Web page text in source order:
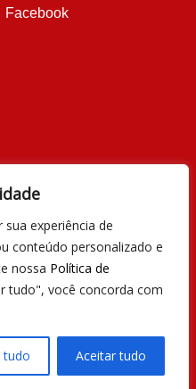
experiência de
conteúdo personalizado e
nossa Política de
tudo", você concorda com
tudo Aceitar tudo
Facebook
e Pix
Loja 1A99
– Todos os